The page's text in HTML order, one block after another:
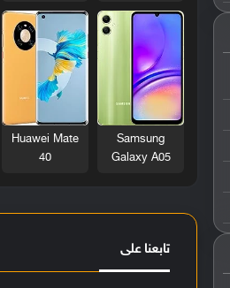
Samsung
Galaxy A05
Huawei Mate
40
تابعنا على